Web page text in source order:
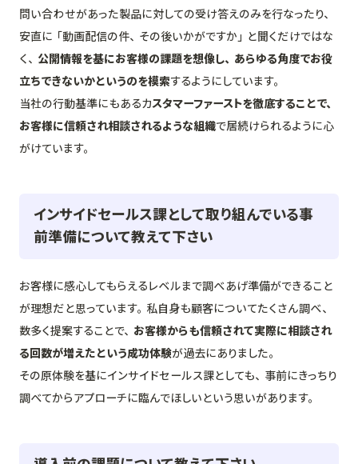
問い合わせがあった製品に対しての受け答えのみを行なったり、
安直に「動画配信の件、その後いかがですか」と聞くだけではな
く、 公開情報を基にお客様の課題を想像し、あらゆる角度でお役
立ちできないかというのを模索するようにしています。
当社の行動基準にもあるカスタマーファーストを徹底することで、
お客様に信頼され相談されるような組織で居続けられるように心
がけています。
インサイドセールス課として取り組んでいる事
前準備について教えて下さい
お客様に感心してもらえるレベルまで調べあげ準備ができること
が理想だと思っています。私自身も顧客についてたくさん調べ、
数多く提案することで、 お客様からも信頼されて実際に相談され
る回数が増えたという成功体験が過去にありました。
その原体験を基にインサイドセールス課としても、事前にきっちり
調べてからアプローチに臨んでほしいという思いがあります。